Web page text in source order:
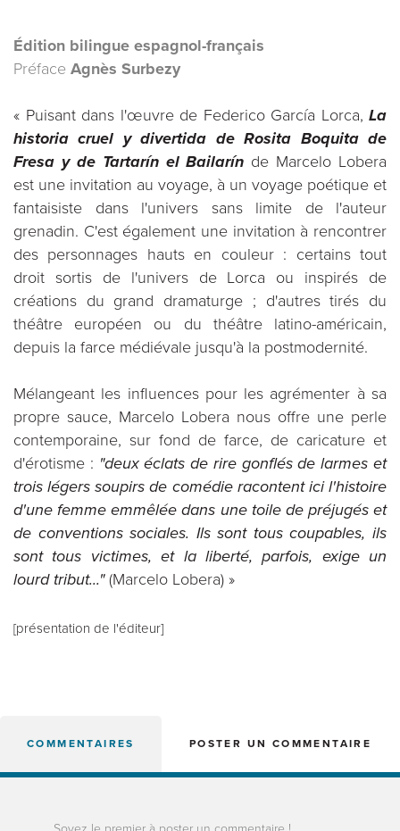
Édition bilingue espagnol-français
Préface Agnès Surbezy
« Puisant dans l'œuvre de Federico García Lorca, La
historia cruel y divertida de Rosita Boquita de
Fresa y de Tartarín el Bailarín de Marcelo Lobera
est une invitation au voyage, à un voyage poétique et
fantaisiste dans l'univers sans limite de l'auteur
grenadin. C'est également une invitation à rencontrer
des personnages hauts en couleur : certains tout
droit sortis de l'univers de Lorca ou inspirés de
créations du grand dramaturge ; d'autres tirés du
théâtre européen ou du théâtre latino-américain,
depuis la farce médiévale jusqu'à la postmodernité.
Mélangeant les influences pour les agrémenter à sa
propre sauce, Marcelo Lobera nous offre une perle
contemporaine, sur fond de farce, de caricature et
d'érotisme : "deux éclats de rire gonflés de larmes et
trois légers soupirs de comédie racontent ici l'histoire
d'une femme emmêlée dans une toile de préjugés et
de conventions sociales. Ils sont tous coupables, ils
sont tous victimes, et la liberté, parfois, exige un
lourd tribut..."(Marcelo Lobera) »
[présentation de l'éditeur]
COMMENTAIRES POSTER UN COMMENTAIRE